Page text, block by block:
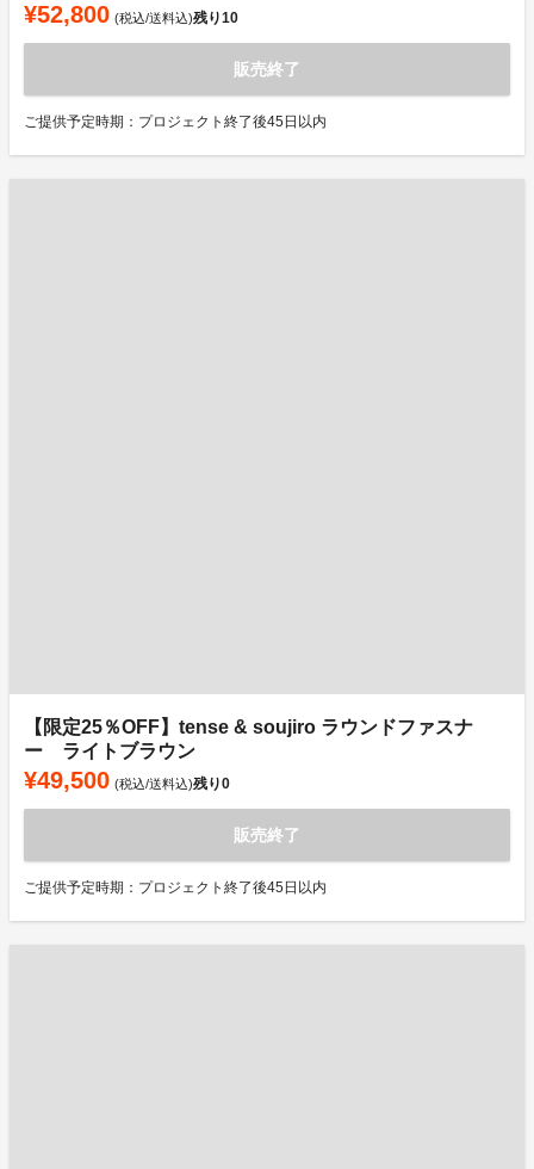
¥52,800 (税込/送料込)残り10
販売終了
ご提供予定時期：プロジェクト終了後45日以内
【限定25％OFF】tense & soujiro ラウンドファスナ
ー ライトブラウン
¥49,500 (税込/送料込)残り0
販売終了
ご提供予定時期：プロジェクト終了後45日以内